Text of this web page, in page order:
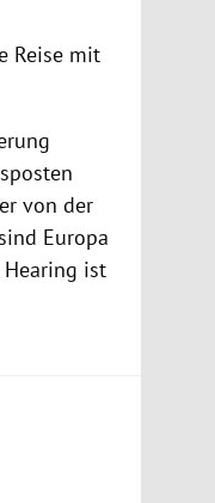
Reise mit
von der
Europa
ist